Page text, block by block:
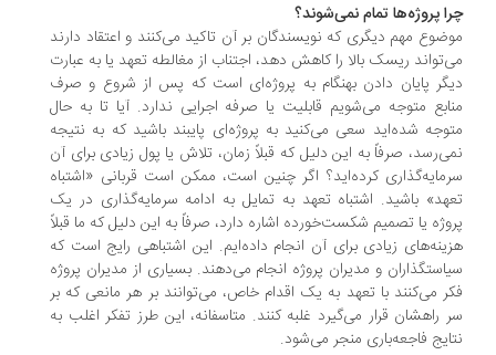
پروژه‌ها تمام نمی‌شوند؟
مهم دیگری که نویسندگان بر آن تاکید می‌کنند و اعتقاد دارند
ریسک بالا را کاهش دهد، اجتناب از مغالطه تعهد یا به عبارت
پایان دادن بهنگام به پروژه‌ای است که پس از شروع و صرف
متوجه می‌شویم قابلیت یا صرفه اجرایی ندارد. آیا تا به حال
شده‌اید سعی می‌کنید به پروژه‌ای پایبند باشید که به نتیجه
صرفاً به این دلیل که قبلاً زمان، تلاش یا پول زیادی برای آن
کرده‌اید؟ اگر چنین است، ممکن است قربانی «اشتباه
باشید. اشتباه تعهد به تمایل به ادامه سرمایه‌گذاری در یک
یا تصمیم شکست‌خورده اشاره دارد، صرفاً به این دلیل که ما قبلاً
زیادی برای آن انجام داده‌ایم. این اشتباهی رایج است که
و مدیران پروژه انجام می‌دهند. بسیاری از مدیران پروژه
می‌کنند با تعهد به یک اقدام خاص، می‌توانند بر هر مانعی که بر
راهشان قرار می‌گیرد غلبه کنند. متاسفانه، این طرز تفکر اغلب به
فاجعه‌باری منجر می‌شود.